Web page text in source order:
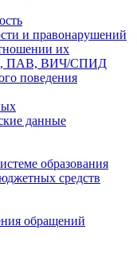
и правонарушений
их
ПАВ, ВИЧ/СПИД
поведения
данные
образования
средств
обращений